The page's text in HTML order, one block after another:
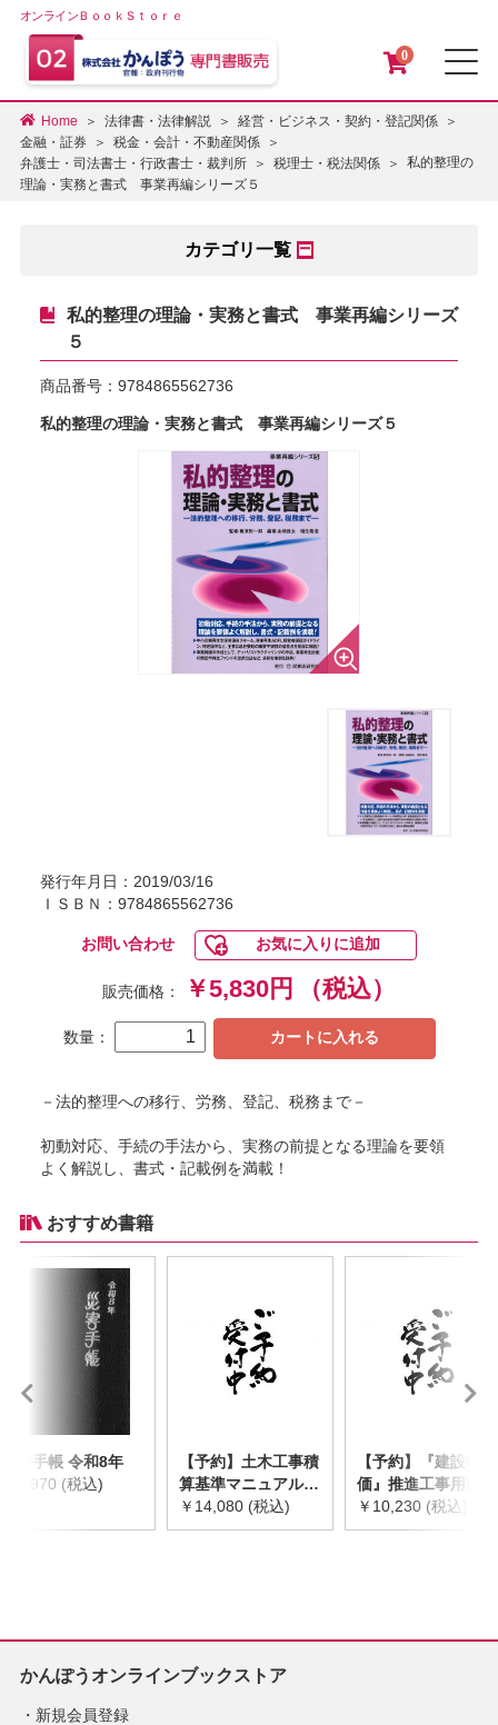
オンラインＢｏｏｋＳｔｏｒｅ
0
Home 法律書・法律解説
経営・ビジネス・契約・登記関係
金融・証券
税金・会計・不動産関係
弁護士・司法書士・行政書士・裁判所
税理士・税法関係
私的整理の
理論・実務と書式 事業再編シリーズ５
カテゴリ一覧
私的整理の理論・実務と書式 事業再編シリーズ
５
商品番号： 9784865562736
私的整理の理論・実務と書式 事業再編シリーズ５
発行年月日：2019/03/16
ＩＳＢＮ：9784865562736
お問い合わせ お気に入りに追加
販売価格： ￥5,830円 （税込）
数量： カートに入れる
－法的整理への移行、労務、登記、税務まで－
初動対応、手続の手法から、実務の前提となる理論を要領
よく解説し、書式・記載例を満載！
おすすめ書籍
災害手帳 令和8年
￥2,970 (税込)
【予約】土木工事積
算基準マニュアル
令和8年度版
※2026年8月下旬発
￥14,080 (税込)
【予約】『建設物
価』推進工事用機械
器具等基礎価格表
2026年度版
￥10,230 (税込)
かんぽうオンラインブックストア
新規会員登録